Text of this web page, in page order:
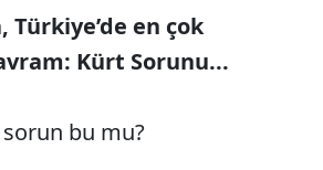
Türkiye’de en çok
Kürt Sorunu...
bu mu?